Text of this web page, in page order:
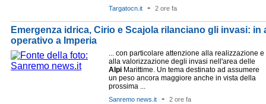
Targatocn.it - 2 ore fa
Emergenza idrica, Cirio e Scajola rilanciano gli invasi:
operativo a Imperia
... con particolare attenzione alla realizzazione e
alla valorizzazione degli invasi nell'area delle
Alpi Marittime. Un tema destinato ad assumere
un peso ancora maggiore anche in vista della
prossima ...
Sanremo news.it - 2 ore fa